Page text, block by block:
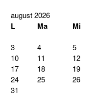
august 2026
L Ma Mi
3
4 5
10
11 12
17
18 19
24
25 26
31